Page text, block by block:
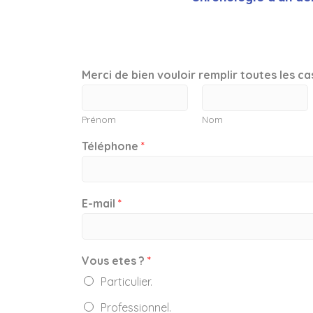
Merci de bien vouloir remplir toutes les
Prénom Nom
Téléphone *
E-mail *
Vous etes ? *
Particulier.
Professionnel.